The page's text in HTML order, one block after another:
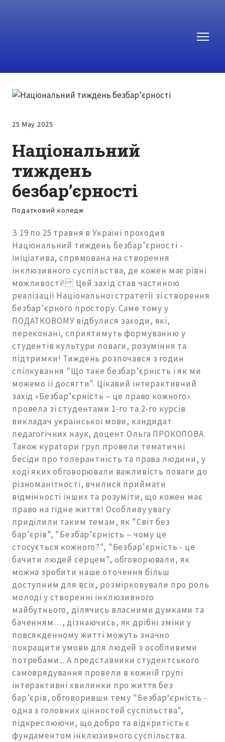
25 May 2025
Національний
тиждень
безбар’єрності
Податковий коледж
З 19 по 25 травня в Україні проходив
Національний тиждень безбар’єрності -
ініціатива, спрямована на створення
інклюзивного суспільства, де кожен має рівні
можливості! Цей захід став частиною
реалізації Національної стратегії зі створення
безбар’єрного простору. Саме тому у
ПОДАТКОВОМУ відбулися заходи, які,
переконані, сприятимуть формуванню у
студентів культури поваги, розуміння та
підтримки! Тиждень розпочався з годин
спілкування "Що таке безбар’єрність і як ми
можемо її досягти". Цікавий інтерактивний
захід «Безбар’єрність – це право кожного»
провела зі студентами 1-го та 2-го курсів
викладач української мови, кандидат
педагогічних наук, доцент Ольга ПРОКОПОВА.
Також куратори груп провели тематичні
бесіди про толерантність та права людини, у
ході яких обговорювали важливість поваги до
різноманітності, вчилися приймати
відмінності інших та розуміти, що кожен має
право на гідне життя! Особливу увагу
приділили таким темам, як "Світ без
бар'єрів", "Безбар’єрність – чому це
стосується кожного?", "Безбар'єрність - це
бачити людей серцем", обговорювали, як
можна зробити наше оточення більш
доступним для всіх, розмірковували про роль
молоді у створенні інклюзивного
майбутнього, ділячись власними думками та
баченням…, дізнаючись, як дрібні зміни у
повсякденному житті можуть значно
покращити умови для людей з особливими
потребами... А представники студентського
самоврядування провели в кожній групі
інтерактивні хвилинки про життя без
бар’єрів, обговоривши тему "Безбар‘єрність -
одна з головних цінностей суспільства",
підкреслюючи, що добро та відкритість є
фундаментом інклюзивного суспільства.